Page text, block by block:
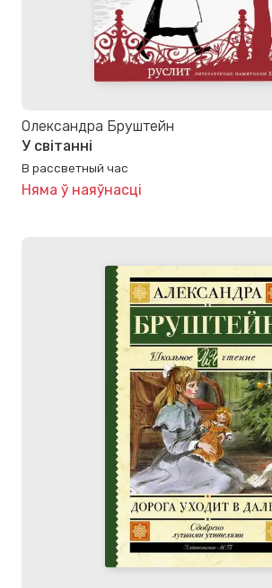
Олександра Бруштейн
У світанні
В рассветный час
Няма ў наяўнасці